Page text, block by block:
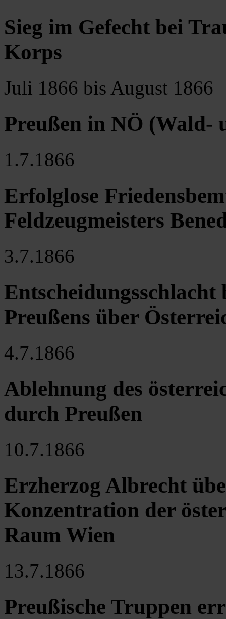
Sieg im Gefecht bei
Korps
Juli 1866 bis August 1866
Preußen in NÖ (Wald-
1.7.1866
Erfolglose
Feldzeugmeisters
3.7.1866
Preußens über
4.7.1866
Ablehnung des
durch Preußen
10.7.1866
Erzherzog Albrecht
Konzentration der
Raum Wien
13.7.1866
Preußische Truppen